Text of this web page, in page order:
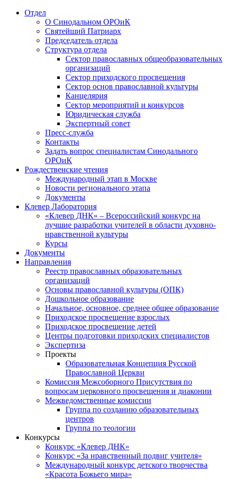
Отдел
О Синодальном ОРОиК
Святейший Патриарх
Председатель отдела
Структура отдела
Сектор православных общеобразовательных
организаций
Сектор приходского просвещения
Сектор основ православной культуры
Канцелярия
Сектор мероприятий и конкурсов
Юридическая служба
Экспертный совет
Пресс-служба
Контакты
Задать вопрос специалистам Синодального
ОРОиК
Рождественские чтения
Международный этап в Москве
Новости регионального этапа
Документы
Клевер Лаборатория
«Клевер ДНК» – Всероссийский конкурс на
лучшие разработки учителей в области духовно-
нравственной культуры
Курсы
Документы
Направления
Реестр православных образовательных
организаций
Основы православной культуры (ОПК)
Дошкольное образование
Начальное, основное, среднее общее образование
Приходское просвещение взрослых
Приходское просвещение детей
Центры подготовки приходских специалистов
Экспертиза
Проекты
Образовательная Концепция Русской
Православной Церкви
Комиссия Межсоборного Присутствия по
вопросам церковного просвещения и диаконии
Межведомственные комиссии
Группа по созданию образовательных
центров
Группа по теологии
Конкурсы
Конкурс «Клевер ДНК»
Конкурс «За нравственный подвиг учителя»
Международный конкурс детского творчества
«Красота Божьего мира»